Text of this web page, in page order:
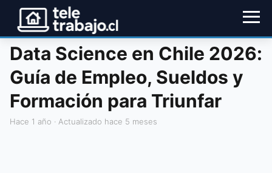
Data Science en Chile 2026:
Guía de Empleo, Sueldos y
Formación para Triunfar
hace 1 año · Actualizado hace 5 meses